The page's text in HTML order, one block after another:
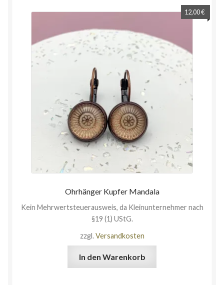
Ohrhänger Kupfer Mandala
12,00€
Kein Mehrwertsteuerausweis, da Kleinunternehmer nach
§19 (1) UStG.
zzgl.Versandkosten
In den Warenkorb